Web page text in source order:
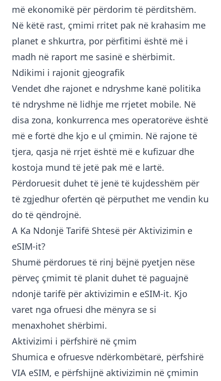
më ekonomikë për përdorim të përditshëm.
Në këtë rast, çmimi rritet pak në krahasim me
planet e shkurtra, por përfitimi është më i
madh në raport me sasinë e shërbimit.
Ndikimi i rajonit gjeografik
Vendet dhe rajonet e ndryshme kanë politika
të ndryshme në lidhje me rrjetet mobile. Në
disa zona, konkurrenca mes operatorëve është
më e fortë dhe kjo e ul çmimin. Në rajone të
tjera, qasja në rrjet është më e kufizuar dhe
kostoja mund të jetë pak më e lartë.
Përdoruesit duhet të jenë të kujdesshëm për
të zgjedhur ofertën që përputhet me vendin ku
do të qëndrojnë.
A Ka Ndonjë Tarifë Shtesë për Aktivizimin e
eSIM-it?
Shumë përdorues të rinj bëjnë pyetjen nëse
përveç çmimit të planit duhet të paguajnë
ndonjë tarifë për aktivizimin e eSIM-it. Kjo
varet nga ofruesi dhe mënyra se si
menaxhohet shërbimi.
Aktivizimi i përfshirë në çmim
Shumica e ofruesve ndërkombëtarë, përfshirë
VIA eSIM, e përfshijnë aktivizimin në çmimin